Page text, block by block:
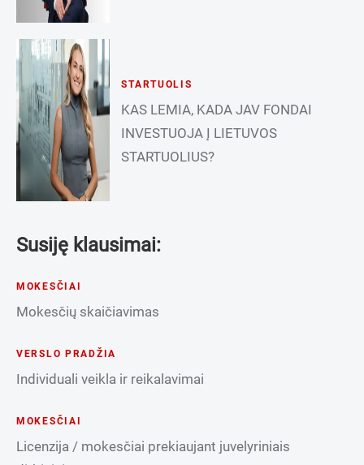
STARTUOLIS
KAS LEMIA, KADA JAV FONDAI
INVESTUOJA Į LIETUVOS
STARTUOLIUS?
Susiję klausimai:
MOKESČIAI
Mokesčių skaičiavimas
VERSLO PRADŽIA
Individuali veikla ir reikalavimai
MOKESČIAI
Licenzija / mokesčiai prekiaujant juvelyriniais